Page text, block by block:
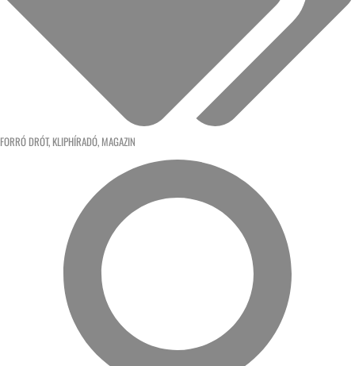
FORRÓ DRÓT, KLIPHÍRADÓ, MAGAZIN